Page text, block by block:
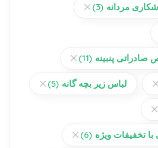
مردانه (3)
پنبینه (11)
لباس زیر بچه گانه (5)
تخفیفات ویژه (6)